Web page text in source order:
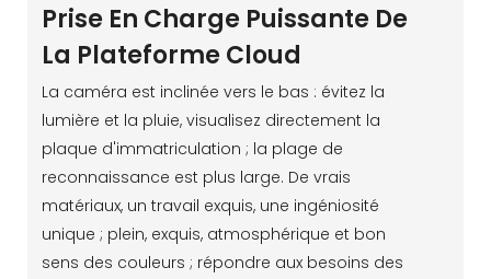
Prise En Charge Puissante De
La Plateforme Cloud
La caméra est inclinée vers le bas : évitez la
lumière et la pluie, visualisez directement la
plaque d'immatriculation ; la plage de
reconnaissance est plus large. De vrais
matériaux, un travail exquis, une ingéniosité
unique ; plein, exquis, atmosphérique et bon
sens des couleurs ; répondre aux besoins des